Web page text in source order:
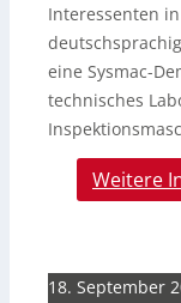
Interessenten
eine Sysmac-
technisches
Weitere
18. September